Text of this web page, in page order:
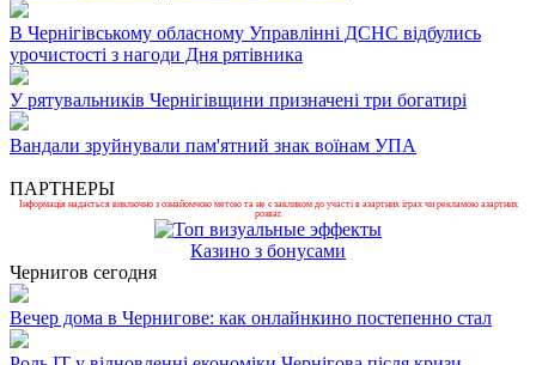
В Чернігівському обласному Управлінні ДСНС відбулись
урочистості з нагоди Дня рятівника
У рятувальників Чернігівщини призначені три богатирі
Вандали зруйнували пам'ятний знак воїнам УПА
ПАРТНЕРЫ
Інформація надається виключно з ознайомчою метою та не є закликом до участі в азартних іграх чи рекламою азартних
розваг.
Казино з бонусами
Чернигов сегодня
Вечер дома в Чернигове: как онлайнкино постепенно стал